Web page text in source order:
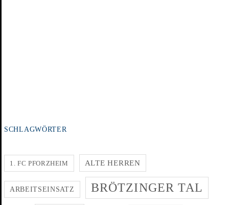
SCHLAGWÖRTER
1. FC PFORZHEIM ALTE HERREN
ARBEITSEINSATZ BRÖTZINGER TAL